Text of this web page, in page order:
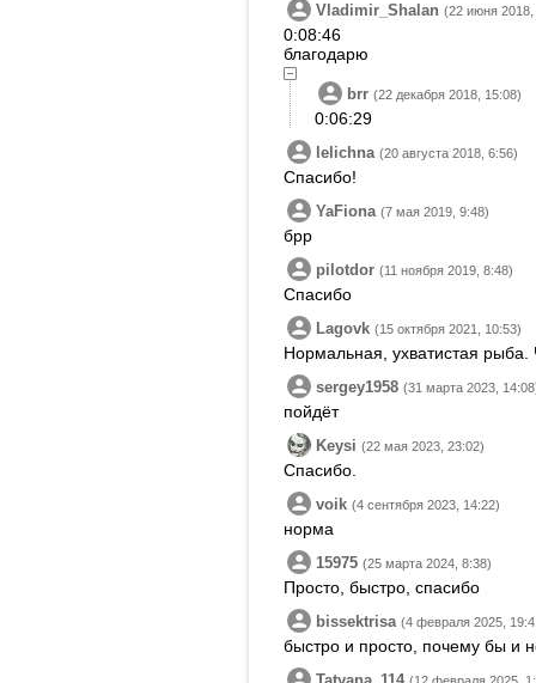
Vladimir_Shalan (22 июня 2018,
0:08:46
благодарю
brr (22 декабря 2018, 15:08)
0:06:29
lelichna (20 августа 2018, 6:56)
Спасибо!
YaFiona (7 мая 2019, 9:48)
брр
pilotdor (11 ноября 2019, 8:48)
Спасибо
Lagovk (15 октября 2021, 10:53)
Нормальная, ухватистая
sergey1958 (31 марта 2023,
пойдёт
Keysi (22 мая 2023, 23:02)
Спасибо.
voik (4 сентября 2023, 14:22)
норма
15975 (25 марта 2024, 8:38)
Просто, быстро, спасибо
bissektrisa (4 февраля 2025,
быстро и просто, почему бы и